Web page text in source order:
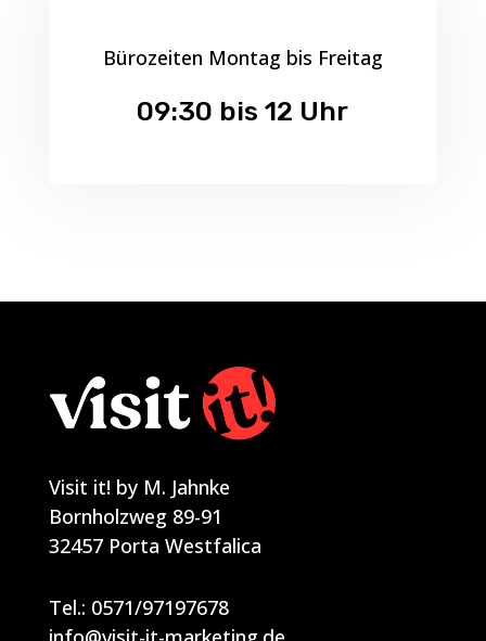
Bürozeiten Montag bis Freitag
09:30 bis 12 Uhr
Visit it! by M. Jahnke
Bornholzweg 89-91
32457 Porta Westfalica
Tel.: 0571/97197678